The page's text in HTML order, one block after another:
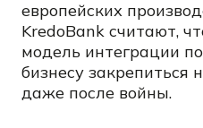
европейских
KredoBank считают,
модель интеграции
бизнесу закрепиться
даже после войны.